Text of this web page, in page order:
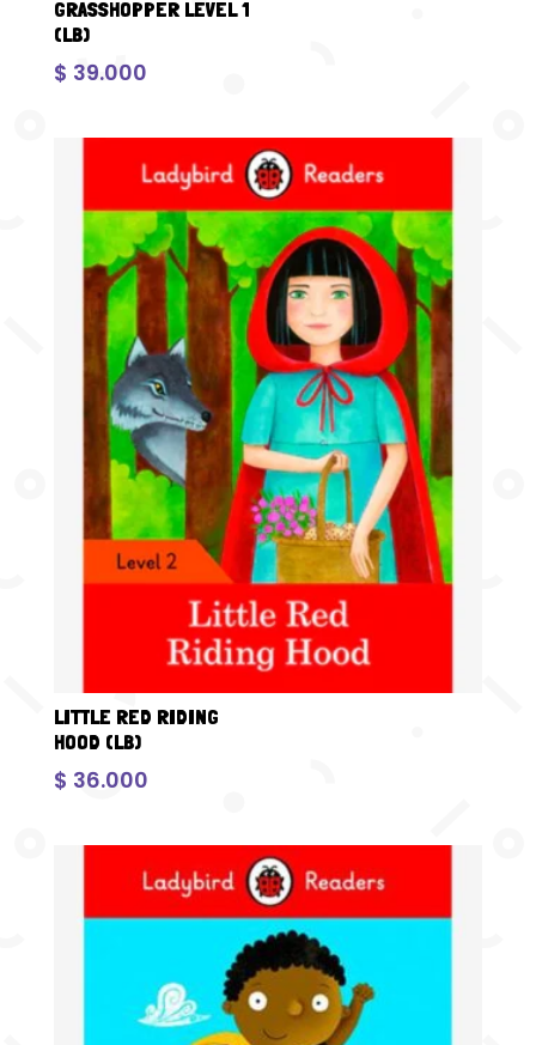
GRASSHOPPER LEVEL 1
(LB)
$ 39.000
LITTLE RED RIDING
HOOD (LB)
$ 36.000